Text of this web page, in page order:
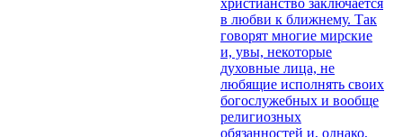
в любви к ближнему. Так
говорят многие мирские
и, увы, некоторые
духовные лица, не
любящие исполнять своих
богослужебных и вообще
религиозных
обязанностей и, однако,